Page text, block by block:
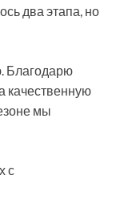
два этапа, но
Благодарю
качественную
мы
с